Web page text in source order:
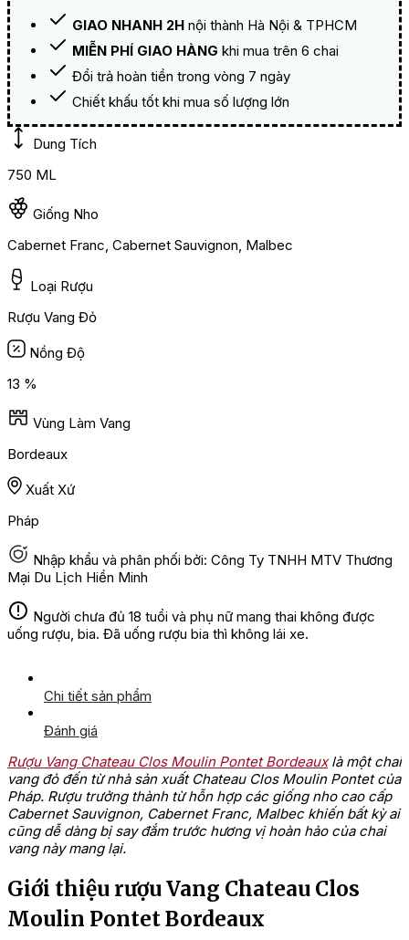
GIAO NHANH 2H nội thành Hà Nội & TPHCM
MIỄN PHÍ GIAO HÀNG khi mua trên 6 chai
Đổi trả hoàn tiền trong vòng 7 ngày
Chiết khấu tốt khi mua số lượng lớn
Dung Tích
750 ML
Giống Nho
Cabernet Franc, Cabernet Sauvignon, Malbec
Loại Rượu
Rượu Vang Đỏ
Nồng Độ
13 %
Vùng Làm Vang
Bordeaux
Xuất Xứ
Pháp
Nhập khẩu và phân phối bởi: Công Ty TNHH MTV Thương
Mại Du Lịch Hiền Minh
Người chưa đủ 18 tuổi và phụ nữ mang thai không được
uống rượu, bia. Đã uống rượu bia thì không lái xe.
Chi tiết sản phẩm
Đánh giá
Rượu Vang Chateau Clos Moulin Pontet Bordeauxlà một chai
vang đỏ đến từ nhà sản xuất Chateau Clos Moulin Pontet của
Pháp. Rượu trưởng thành từ hỗn hợp các giống nho cao cấp
Cabernet Sauvignon, Cabernet Franc, Malbec khiến bất kỳ ai
cũng dễ dàng bị say đắm trước hương vị hoàn hảo của chai
vang này mang lại.
Giới thiệu rượu Vang Chateau Clos
Moulin Pontet Bordeaux